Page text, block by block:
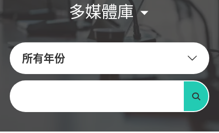
多媒體庫
所有年份
關鍵字
搜尋